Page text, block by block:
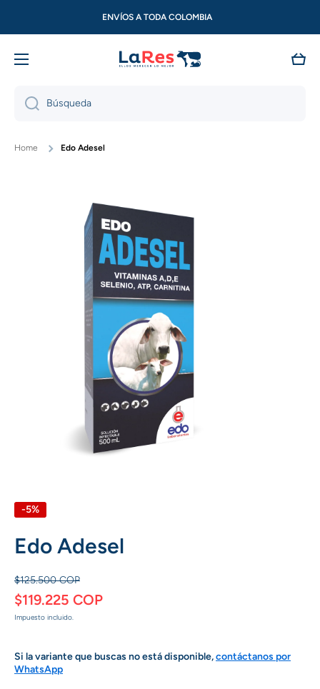
Ir directamente al contenidoENVÍOS A TODA COLOMBIA
Búsqueda
Home Edo Adesel
-5%
Edo Adesel
$125.500 COP
$119.225 COP
Impuesto incluido.
Si la variante que buscas no está disponible,contáctanos por
WhatsApp